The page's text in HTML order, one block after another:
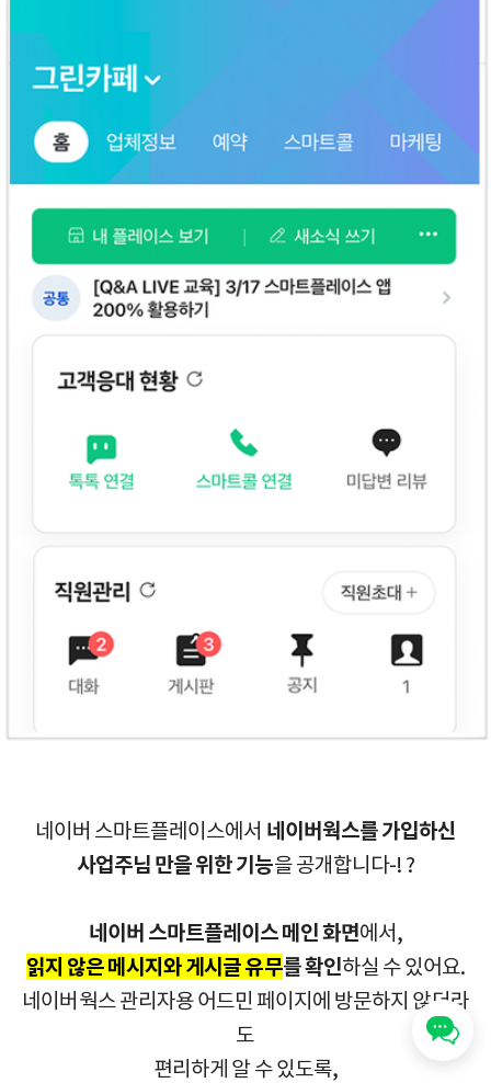
네이버 스마트플레이스에서 네이버웍스를 가입하신
사업주님 만을 위한 기능을 공개합니다-! ?
네이버 스마트플레이스 메인 화면에서,
읽지 않은 메시지와 게시글 유무를 확인하실 수 있어요.
네이버웍스 관리자용 어드민 페이지에 방문하지 않더라
도
편리하게 알 수 있도록,